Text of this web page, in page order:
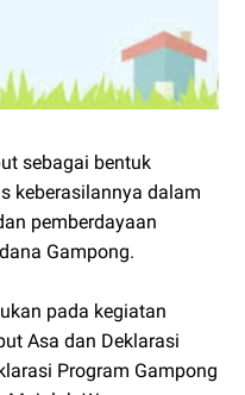
sebagai bentuk
keberasilannya dalam
pemberdayaan
Gampong.
pada kegiatan
Asa dan Deklarasi
Program Gampong